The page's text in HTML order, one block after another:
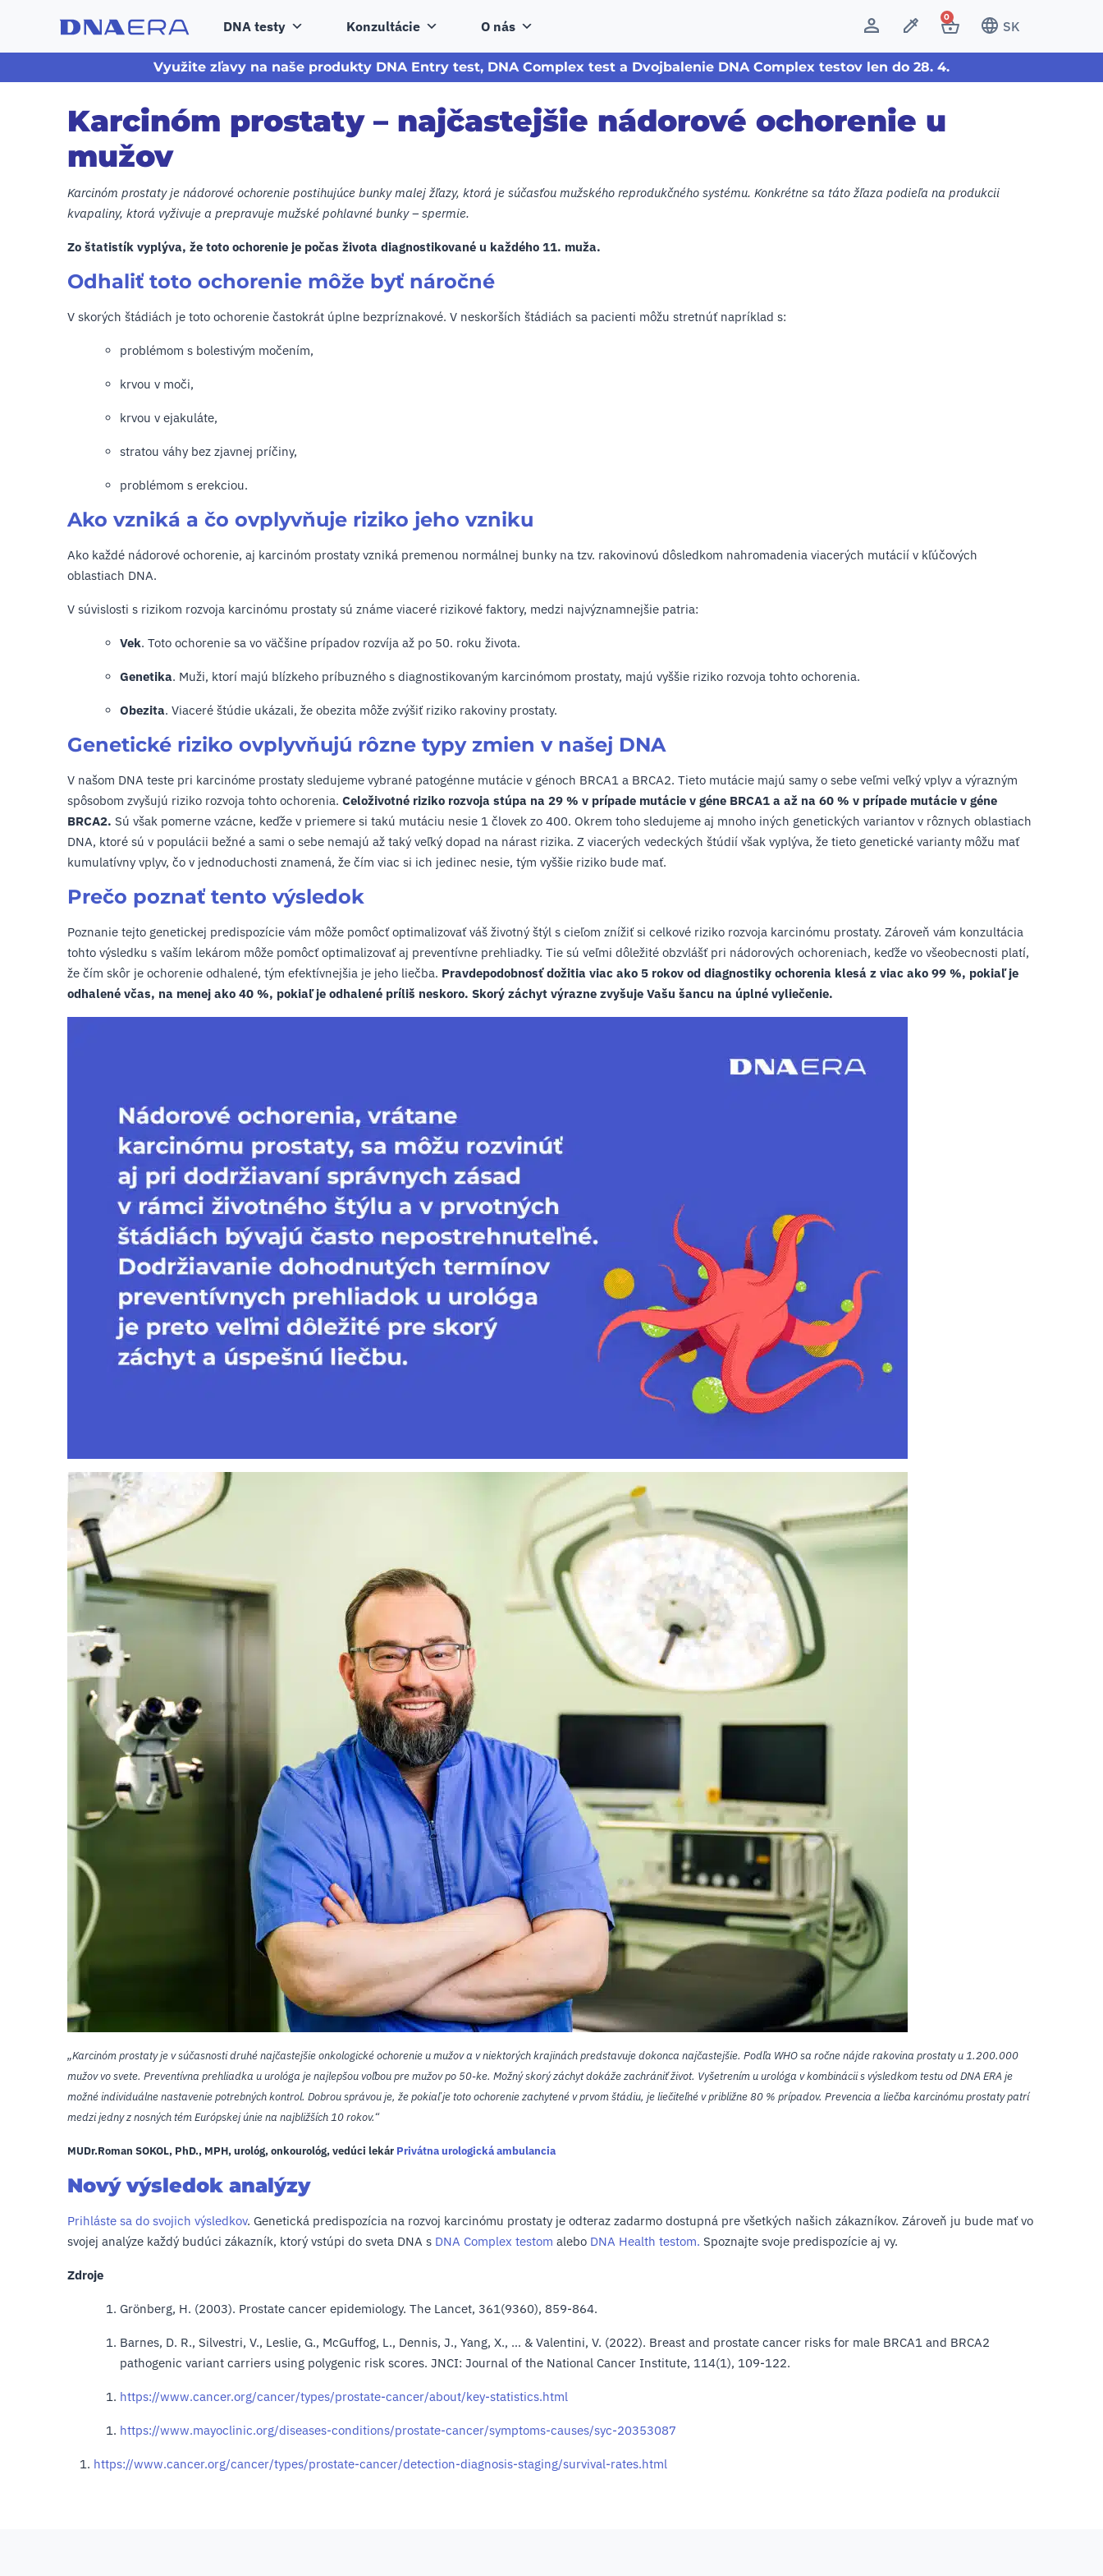
DNA testy Konzultácie O nás
0
SK
Využite zľavy na naše produkty DNA Entry test, DNA Complex test a Dvojbalenie DNA Complex testov len do 28. 4.
Karcinóm prostaty – najčastejšie nádorové ochorenie u
mužov
Karcinóm prostaty je nádorové ochorenie postihujúce bunky malej žľazy, ktorá je súčasťou mužského reprodukčného systému. Konkrétne sa táto žľaza podieľa na produkcii
kvapaliny, ktorá vyživuje a prepravuje mužské pohlavné bunky – spermie.
Zo štatistík vyplýva, že toto ochorenie je počas života diagnostikované u každého 11. muža.
Odhaliť toto ochorenie môže byť náročné
V skorých štádiách je toto ochorenie častokrát úplne bezpríznakové. V neskorších štádiách sa pacienti môžu stretnúť napríklad s:
problémom s bolestivým močením,
krvou v moči,
krvou v ejakuláte,
stratou váhy bez zjavnej príčiny,
problémom s erekciou.
Ako vzniká a čo ovplyvňuje riziko jeho vzniku
Ako každé nádorové ochorenie, aj karcinóm prostaty vzniká premenou normálnej bunky na tzv. rakovinovú dôsledkom nahromadenia viacerých mutácií v kľúčových
oblastiach DNA.
V súvislosti s rizikom rozvoja karcinómu prostaty sú známe viaceré rizikové faktory, medzi najvýznamnejšie patria:
Vek. Toto ochorenie sa vo väčšine prípadov rozvíja až po 50. roku života.
Genetika. Muži, ktorí majú blízkeho príbuzného s diagnostikovaným karcinómom prostaty, majú vyššie riziko rozvoja tohto ochorenia.
Obezita. Viaceré štúdie ukázali, že obezita môže zvýšiť riziko rakoviny prostaty.
Genetické riziko ovplyvňujú rôzne typy zmien v našej DNA
V našom DNA teste pri karcinóme prostaty sledujeme vybrané patogénne mutácie v génoch BRCA1 a BRCA2. Tieto mutácie majú samy o sebe veľmi veľký vplyv a výrazným
spôsobom zvyšujú riziko rozvoja tohto ochorenia. Celoživotné riziko rozvoja stúpa na 29 % v prípade mutácie v géne BRCA1 a až na 60 % v prípade mutácie v géne
BRCA2. Sú však pomerne vzácne, keďže v priemere si takú mutáciu nesie 1 človek zo 400. Okrem toho sledujeme aj mnoho iných genetických variantov v rôznych oblastiach
DNA, ktoré sú v populácii bežné a sami o sebe nemajú až taký veľký dopad na nárast rizika. Z viacerých vedeckých štúdií však vyplýva, že tieto genetické varianty môžu mať
kumulatívny vplyv, čo v jednoduchosti znamená, že čím viac si ich jedinec nesie, tým vyššie riziko bude mať.
Prečo poznať tento výsledok
Poznanie tejto genetickej predispozície vám môže pomôcť optimalizovať váš životný štýl s cieľom znížiť si celkové riziko rozvoja karcinómu prostaty. Zároveň vám konzultácia
tohto výsledku s vaším lekárom môže pomôcť optimalizovať aj preventívne prehliadky. Tie sú veľmi dôležité obzvlášť pri nádorových ochoreniach, keďže vo všeobecnosti platí,
že čím skôr je ochorenie odhalené, tým efektívnejšia je jeho liečba. Pravdepodobnosť dožitia viac ako 5 rokov od diagnostiky ochorenia klesá z viac ako 99 %, pokiaľ je
odhalené včas, na menej ako 40 %, pokiaľ je odhalené príliš neskoro. Skorý záchyt výrazne zvyšuje Vašu šancu na úplné vyliečenie.
„Karcinóm prostaty je v súčasnosti druhé najčastejšie onkologické ochorenie u mužov a v niektorých krajinách predstavuje dokonca najčastejšie. Podľa WHO sa ročne nájde rakovina prostaty u 1.200.000
mužov vo svete. Preventívna prehliadka u urológa je najlepšou voľbou pre mužov po 50-ke. Možný skorý záchyt dokáže zachrániť život. Vyšetrením u urológa v kombinácii s výsledkom testu od DNA ERA je
možné individuálne nastavenie potrebných kontrol. Dobrou správou je, že pokiaľ je toto ochorenie zachytené v prvom štádiu, je liečiteľné v približne 80 % prípadov. Prevencia a liečba karcinómu prostaty patrí
medzi jedny z nosných tém Európskej únie na najbližších 10 rokov.“
MUDr.Roman SOKOL, PhD., MPH, urológ, onkourológ, vedúci lekár Privátna urologická ambulancia
Nový výsledok analýzy
Prihláste sa do svojich výsledkov. Genetická predispozícia na rozvoj karcinómu prostaty je odteraz zadarmo dostupná pre všetkých našich zákazníkov. Zároveň ju bude mať vo
svojej analýze každý budúci zákazník, ktorý vstúpi do sveta DNA s DNA Complex testom alebo DNA Health testom. Spoznajte svoje predispozície aj vy.
Zdroje
Grönberg, H. (2003). Prostate cancer epidemiology. The Lancet, 361(9360), 859-864.
Barnes, D. R., Silvestri, V., Leslie, G., McGuffog, L., Dennis, J., Yang, X., … & Valentini, V. (2022). Breast and prostate cancer risks for male BRCA1 and BRCA2
pathogenic variant carriers using polygenic risk scores. JNCI: Journal of the National Cancer Institute, 114(1), 109-122.
https://www.cancer.org/cancer/types/prostate-cancer/about/key-statistics.html
https://www.mayoclinic.org/diseases-conditions/prostate-cancer/symptoms-causes/syc-20353087
https://www.cancer.org/cancer/types/prostate-cancer/detection-diagnosis-staging/survival-rates.html